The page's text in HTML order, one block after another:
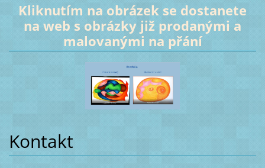
Kliknutím na obrázek se dostanete
na web s obrázky již prodanými a
malovanými na přání
Kontakt